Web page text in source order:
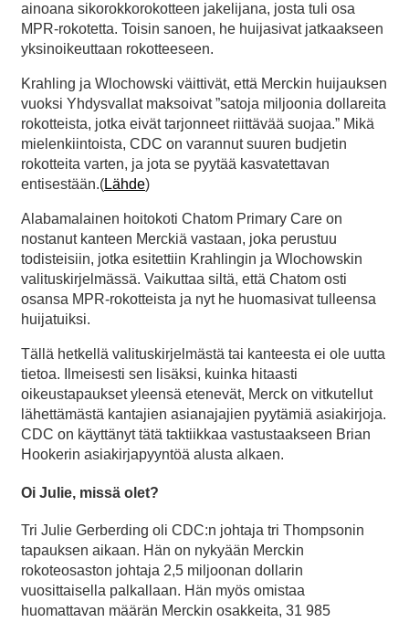
ainoana sikorokkorokotteen jakelijana, josta tuli osa
MPR-rokotetta. Toisin sanoen, he huijasivat jatkaakseen
yksinoikeuttaan rokotteeseen.
Krahling ja Wlochowski väittivät, että Merckin huijauksen
vuoksi Yhdysvallat maksoivat ”satoja miljoonia dollareita
rokotteista, jotka eivät tarjonneet riittävää suojaa.” Mikä
mielenkiintoista, CDC on varannut suuren budjetin
rokotteita varten, ja jota se pyytää kasvatettavan
entisestään.(Lähde)
Alabamalainen hoitokoti Chatom Primary Care on
nostanut kanteen Merckiä vastaan, joka perustuu
todisteisiin, jotka esitettiin Krahlingin ja Wlochowskin
valituskirjelmässä. Vaikuttaa siltä, että Chatom osti
osansa MPR-rokotteista ja nyt he huomasivat tulleensa
huijatuiksi.
Tällä hetkellä valituskirjelmästä tai kanteesta ei ole uutta
tietoa. Ilmeisesti sen lisäksi, kuinka hitaasti
oikeustapaukset yleensä etenevät, Merck on vitkutellut
lähettämästä kantajien asianajajien pyytämiä asiakirjoja.
CDC on käyttänyt tätä taktiikkaa vastustaakseen Brian
Hookerin asiakirjapyyntöä alusta alkaen.
Oi Julie, missä olet?
Tri Julie Gerberding oli CDC:n johtaja tri Thompsonin
tapauksen aikaan. Hän on nykyään Merckin
rokoteosaston johtaja 2,5 miljoonan dollarin
vuosittaisella palkallaan. Hän myös omistaa
huomattavan määrän Merckin osakkeita, 31 985